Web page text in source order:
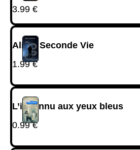
3.99 €
Alina, Seconde Vie
1.99€
L’inconnu aux yeux bleus
0.99€